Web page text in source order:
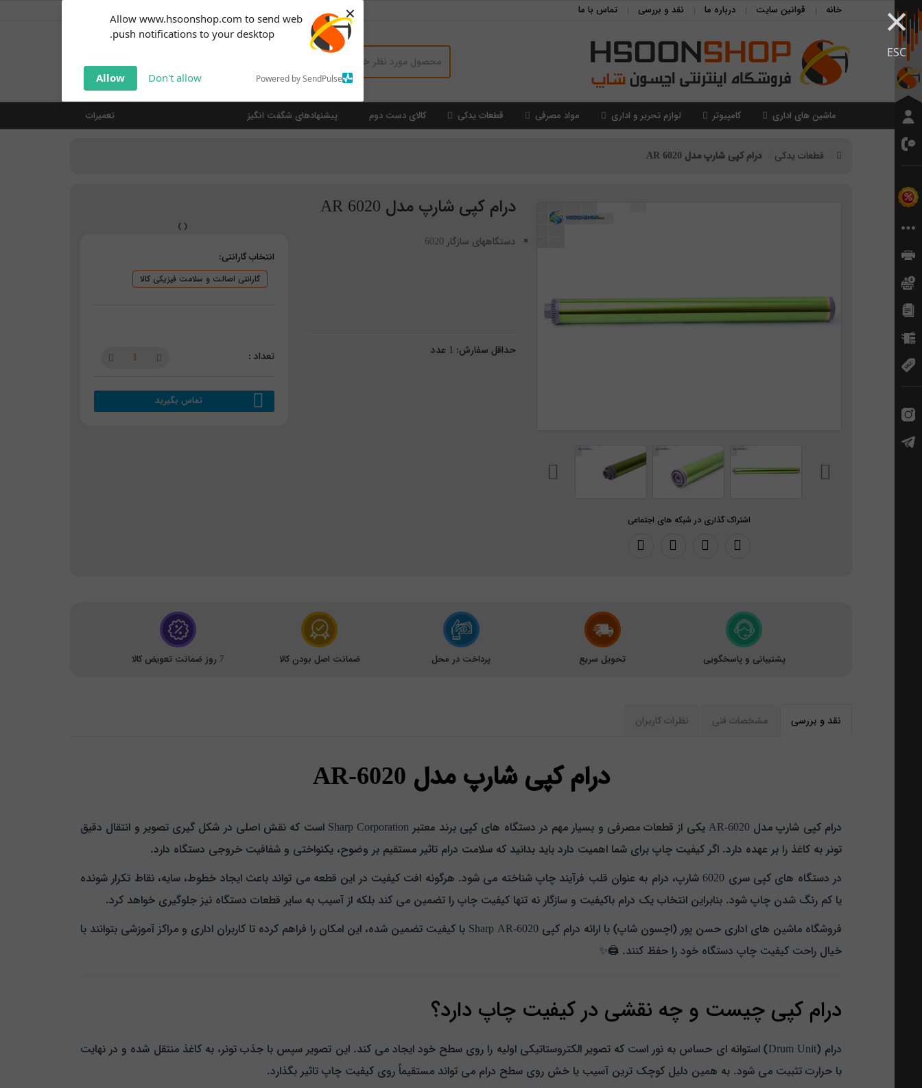
Allow www.hsoonshop.com to send web
push notifications to your desktop.
Powered by SendPulse
Don't allow
Allow
× ×
ESC
notifications!
Click the bell icon to enable
خانه قوانین سایت درباره ما نقد و بررسی تماس با ما
ماشین های اداری کامپیوتر لوازم تحریر و اداری مواد مصرفی قطعات یدکی کالای دست دوم پیشنهادهای شگفت انگیز تعمیرات
قطعات یدکی درام کپی شارپ مدل 6020 AR
اشتراک گذاری در شبکه های اجتماعی
درام کپی شارپ مدل 6020 AR
دستگاههای سازگار 6020
حداقل سفارش: 1 عدد
انتخاب گارانتی:
گارانتی اصالت و سلامت فیزیکی کالا
تماس بگیرید
پشتیبانی و پاسخگویی تحویل سریع پرداخت در محل ضمانت اصل بودن کالا 7 روز ضمانت تعویض کالا
نقد و بررسی مشخصات فنی نظرات کاربران
درام کپی شارپ مدل AR-6020
درام کپی شارپ مدل AR-6020 یکی از قطعات مصرفی و بسیار مهم در دستگاه‌ های کپی برند معتبر Sharp Corporation است که نقش اصلی در شکل‌ گیری تصویر و انتقال دقیق
تونر به کاغذ را بر عهده دارد. اگر کیفیت چاپ برای شما اهمیت دارد باید بدانید که سلامت درام تاثیر مستقیم بر وضوح، یکنواختی و شفافیت خروجی دستگاه دارد.
در دستگاه‌ های کپی سری 6020 شارپ، درام به عنوان قلب فرآیند چاپ شناخته می‌ شود. هرگونه افت کیفیت در این قطعه می‌ تواند باعث ایجاد خطوط، سایه، نقاط تکرار شونده
یا کم‌ رنگ شدن چاپ شود. بنابراین انتخاب یک درام باکیفیت و سازگار نه‌ تنها کیفیت چاپ را تضمین می‌ کند بلکه از آسیب به سایر قطعات دستگاه نیز جلوگیری خواهد کرد.
فروشگاه ماشین‌ های اداری حسن‌ پور (اچسون شاپ) با ارائه درام کپی Sharp AR-6020 با کیفیت تضمین‌ شده، این امکان را فراهم کرده تا کاربران اداری و مراکز آموزشی بتوانند با
خیال راحت کیفیت چاپ دستگاه خود را حفظ کنند. 🖨️✨
درام کپی چیست و چه نقشی در کیفیت چاپ دارد؟
درام (Drum Unit) استوانه‌ ای حساس به نور است که تصویر الکتروستاتیکی اولیه را روی سطح خود ایجاد می‌ کند. این تصویر سپس با جذب تونر، به کاغذ منتقل شده و در نهایت
با حرارت تثبیت می‌ شود. به همین دلیل کوچک‌ ترین آسیب یا خش روی سطح درام می‌ تواند مستقیماً روی کیفیت چاپ تاثیر بگذارد.